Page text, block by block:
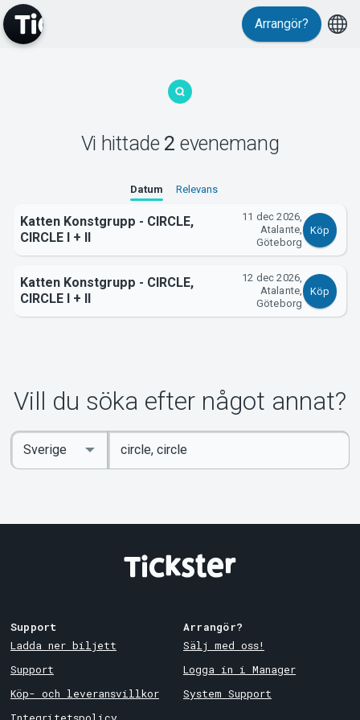
MyTickster
Support
Om Tickster
Arrangör?
Vi hittade 2 evenemang
Datum Relevans
Katten Konstgrupp - CIRCLE,
CIRCLE I + II
11 dec 2026,
Atalante,
Göteborg
Köp
Katten Konstgrupp - CIRCLE,
CIRCLE I + II
12 dec 2026,
Atalante,
Göteborg
Köp
Vill du söka efter något annat?
Ange
sökord
Select
Country
Support
Ladda ner biljett
Support
Köp- och leveransvillkor
Arrangör?
Sälj med oss!
Logga in i Manager
System Support